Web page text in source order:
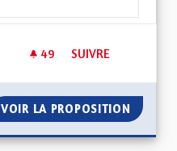
49 49 ABONNÉS
SUIVRE
VOIR LA PROPOSITION